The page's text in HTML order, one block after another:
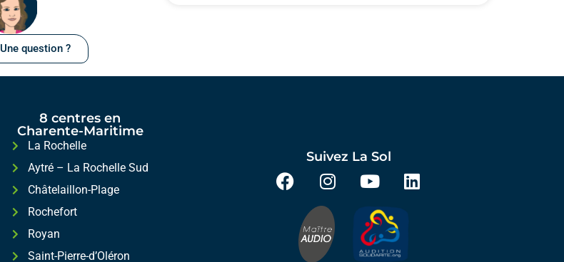
Une question ?
8 centres en
Charente-Maritime
La Rochelle
Aytré – La Rochelle Sud
Châtelaillon-Plage
Rochefort
Royan
Saint-Pierre-d’Oléron
Suivez La Sol